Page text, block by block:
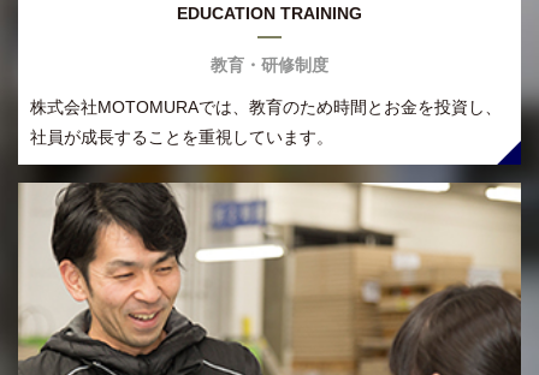
EDUCATION TRAINING
教育・研修制度
株式会社MOTOMURAでは、教育のため時間とお金を投資し、
社員が成長することを重視しています。